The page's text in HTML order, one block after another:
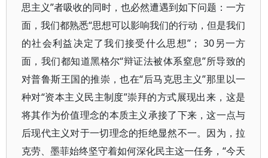
思主义”者吸收的同时，也必然遭遇到如下问题：一方
面，我们都熟悉“思想可以影响我们的行动，但是我们
的社会利益决定了我们接受什么思想”； 30另一方
面，我们都知道黑格尔“辩证法被体系窒息”所导致的
对普鲁斯王国的推崇，也在“后马克思主义”那里以一
种对“资本主义民主制度”崇拜的方式展现出来，这是
将其作为价值理念的本质主义承接了下来，这一点与
后现代主义对于一切理念的拒绝显然不一。因为，拉
克劳、墨菲始终坚守着如何深化民主这一任务，“今天